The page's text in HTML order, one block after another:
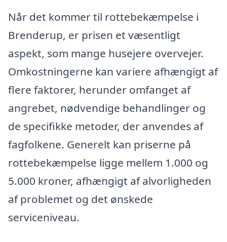
Når det kommer til rottebekæmpelse i
Brenderup, er prisen et væsentligt
aspekt, som mange husejere overvejer.
Omkostningerne kan variere afhængigt af
flere faktorer, herunder omfanget af
angrebet, nødvendige behandlinger og
de specifikke metoder, der anvendes af
fagfolkene. Generelt kan priserne på
rottebekæmpelse ligge mellem 1.000 og
5.000 kroner, afhængigt af alvorligheden
af problemet og det ønskede
serviceniveau.